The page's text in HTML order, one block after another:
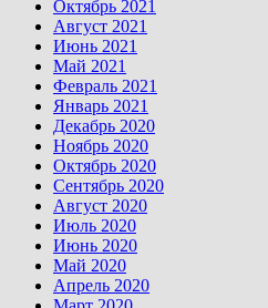
Октябрь 2021
Август 2021
Июнь 2021
Май 2021
Февраль 2021
Январь 2021
Декабрь 2020
Ноябрь 2020
Октябрь 2020
Сентябрь 2020
Август 2020
Июль 2020
Июнь 2020
Май 2020
Апрель 2020